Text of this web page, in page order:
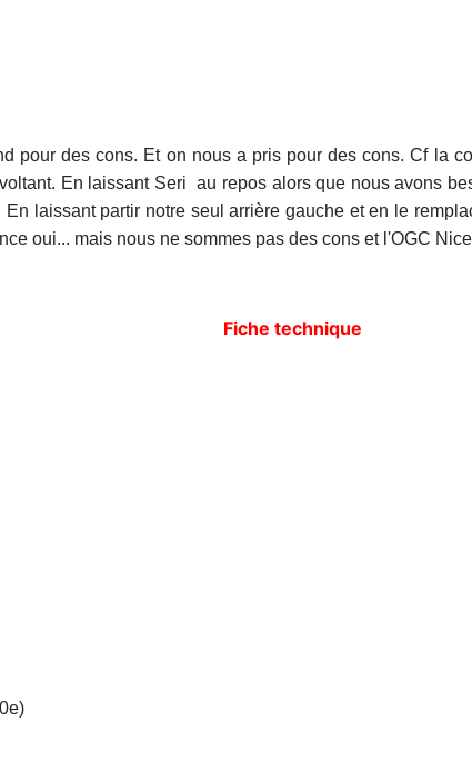
pour des cons. Et on nous a pris pour des cons. Cf la
En laissant Seri au repos alors que nous avons
laissant partir notre seul arrière gauche et en le
oui... mais nous ne sommes pas des cons et l'OGC
Fiche technique